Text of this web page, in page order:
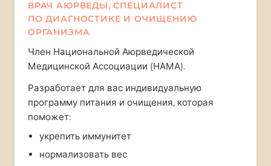
ВРАЧ АЮРВЕДЫ, СПЕЦИАЛИСТ
ПО ДИАГНОСТИКЕ И ОЧИЩЕНИЮ
ОРГАНИЗМА
Член Национальной Аюрведической
Медицинской Ассоциации (НАМА).
Разработает для вас индивидуальную
программу питания и очищения, которая
поможет:
укрепить иммунитет
нормализовать вес